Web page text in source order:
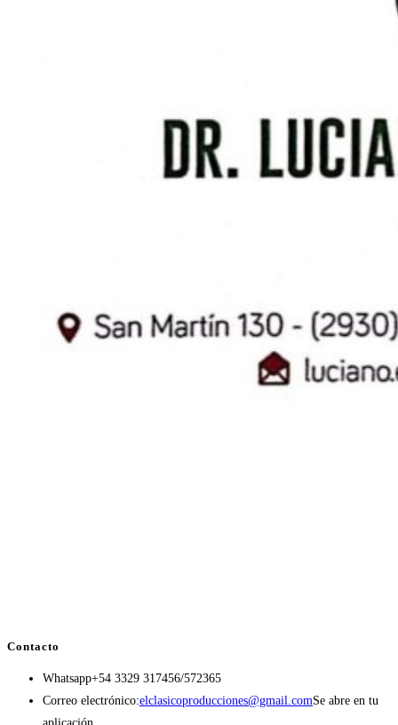
Contacto
Whatsapp+54 3329 317456/572365
Correo electrónico:elclasicoproducciones@gmail.comSe abre en tu